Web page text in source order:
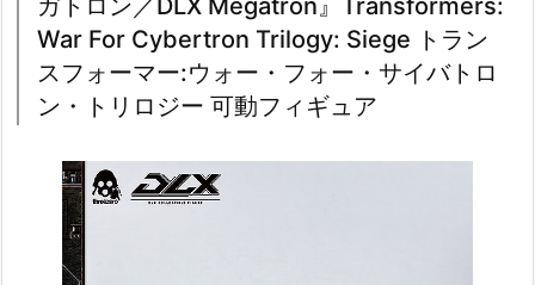
ガトロン／DLX Megatron』Transformers:
War For Cybertron Trilogy: Siege トラン
スフォーマー:ウォー・フォー・サイバトロ
ン・トリロジー 可動フィギュア